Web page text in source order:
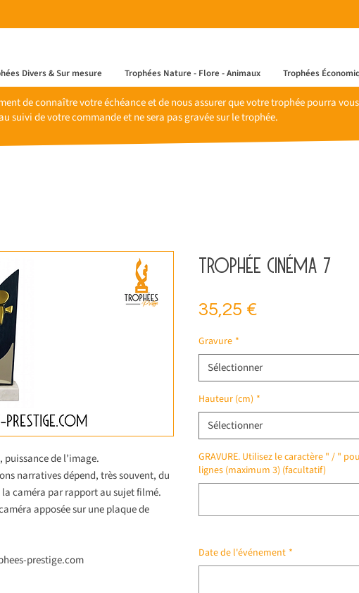
Divers & Sur mesure Trophées Nature - Flore - Animaux Trophées
de connaître votre échéance et de nous assurer que votre trophée pourra
suivi de votre commande et ne sera pas gravée sur le trophée.
de l’image.
narratives dépend, très souvent, du
caméra par rapport au sujet filmé.
apposée sur une plaque de
prestige.com
Trophée cinéma 7
35,25 €
Gravure *
Sélectionner
Hauteur (cm) *
Sélectionner
GRAVURE. Utilisez le caractère " / "
lignes (maximum 3) (facultatif)
Date de l'événement *